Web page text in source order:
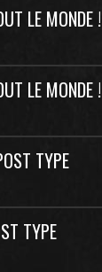
LE MONDE !
LE MONDE !
TYPE
TYPE